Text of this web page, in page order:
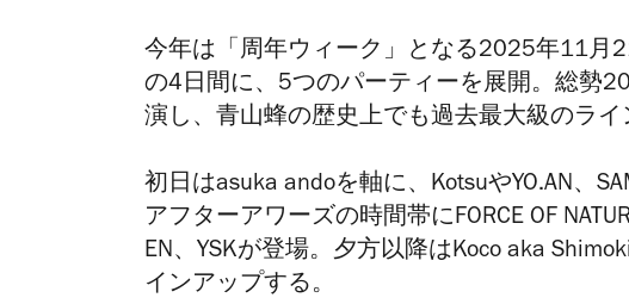
今年は「周年ウィーク」となる2025年11月
の4日間に、5つのパーティーを展開。総勢
演し、青山蜂の歴史上でも過去最大級のライ
初日はasuka andoを軸に、KotsuやYO.AN、
アフターアワーズの時間帯にFORCE OF
EN、YSKが登場。夕方以降はKoco aka
インアップする。